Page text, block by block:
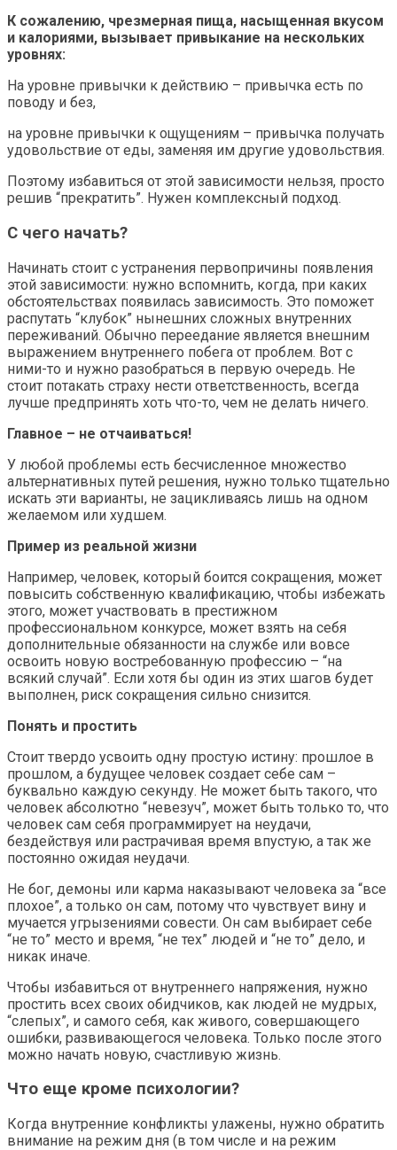
К сожалению, чрезмерная пища, насыщенная вкусом
и калориями, вызывает привыкание на нескольких
уровнях:
На уровне привычки к действию – привычка есть по
поводу и без,
на уровне привычки к ощущениям – привычка получать
удовольствие от еды, заменяя им другие удовольствия.
Поэтому избавиться от этой зависимости нельзя, просто
решив “прекратить”. Нужен комплексный подход.
С чего начать?
Начинать стоит с устранения первопричины появления
этой зависимости: нужно вспомнить, когда, при каких
обстоятельствах появилась зависимость. Это поможет
распутать “клубок” нынешних сложных внутренних
переживаний. Обычно переедание является внешним
выражением внутреннего побега от проблем. Вот с
ними-то и нужно разобраться в первую очередь. Не
стоит потакать страху нести ответственность, всегда
лучше предпринять хоть что-то, чем не делать ничего.
Главное – не отчаиваться!
У любой проблемы есть бесчисленное множество
альтернативных путей решения, нужно только тщательно
искать эти варианты, не зацикливаясь лишь на одном
желаемом или худшем.
Пример из реальной жизни
Например, человек, который боится сокращения, может
повысить собственную квалификацию, чтобы избежать
этого, может участвовать в престижном
профессиональном конкурсе, может взять на себя
дополнительные обязанности на службе или вовсе
освоить новую востребованную профессию – “на
всякий случай”. Если хотя бы один из этих шагов будет
выполнен, риск сокращения сильно снизится.
Понять и простить
Стоит твердо усвоить одну простую истину: прошлое в
прошлом, а будущее человек создает себе сам –
буквально каждую секунду. Не может быть такого, что
человек абсолютно “невезуч”, может быть только то, что
человек сам себя программирует на неудачи,
бездействуя или растрачивая время впустую, а так же
постоянно ожидая неудачи.
Не бог, демоны или карма наказывают человека за “все
плохое”, а только он сам, потому что чувствует вину и
мучается угрызениями совести. Он сам выбирает себе
“не то” место и время, “не тех” людей и “не то” дело, и
никак иначе.
Чтобы избавиться от внутреннего напряжения, нужно
простить всех своих обидчиков, как людей не мудрых,
“слепых”, и самого себя, как живого, совершающего
ошибки, развивающегося человека. Только после этого
можно начать новую, счастливую жизнь.
Что еще кроме психологии?
Когда внутренние конфликты улажены, нужно обратить
внимание на режим дня (в том числе и на режим